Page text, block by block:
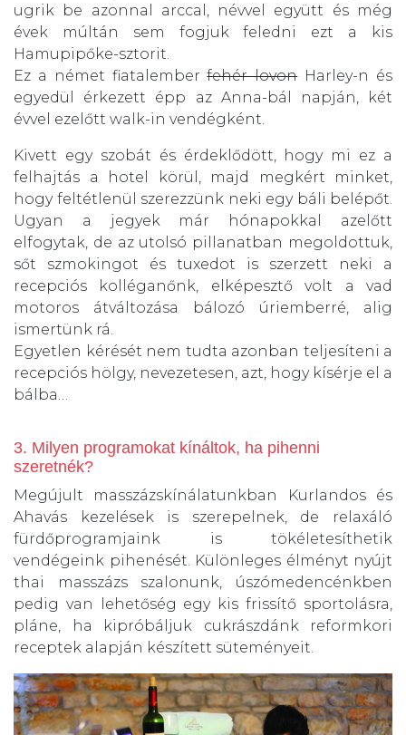
ugrik be azonnal arccal, névvel együtt és még
évek múltán sem fogjuk feledni ezt a kis
Hamupipőke-sztorit.
Ez a német fiatalemberfehér lovonHarley-n és
egyedül érkezett épp az Anna-bál napján, két
évvel ezelőtt walk-in vendégként.
Kivett egy szobát és érdeklődött, hogy mi ez a
felhajtás a hotel körül, majd megkért minket,
hogy feltétlenül szerezzünk neki egy báli belépőt.
Ugyan a jegyek már hónapokkal azelőtt
elfogytak, de az utolsó pillanatban megoldottuk,
sőt szmokingot és tuxedot is szerzett neki a
recepciós kolléganőnk, elképesztő volt a vad
motoros átváltozása bálozó úriemberré, alig
ismertünk rá.
Egyetlen kérését nem tudta azonban teljesíteni a
recepciós hölgy, nevezetesen, azt, hogy kísérje el a
bálba…
3. Milyen programokat kínáltok, ha pihenni
szeretnék?
Megújult masszázskínálatunkban Kurlandos és
Ahavás kezelések is szerepelnek, de relaxáló
fürdőprogramjaink is tökéletesíthetik
vendégeink pihenését. Különleges élményt nyújt
thai masszázs szalonunk, úszómedencénkben
pedig van lehetőség egy kis frissítő sportolásra,
pláne, ha kipróbáljuk cukrászdánk reformkori
receptek alapján készített süteményeit.